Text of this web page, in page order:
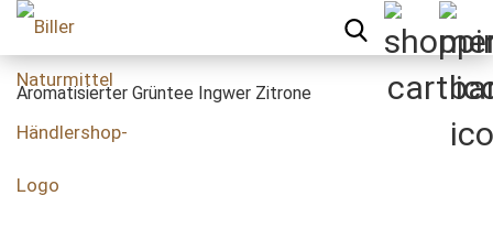
Aromatisierter Grüntee Ingwer Zitrone